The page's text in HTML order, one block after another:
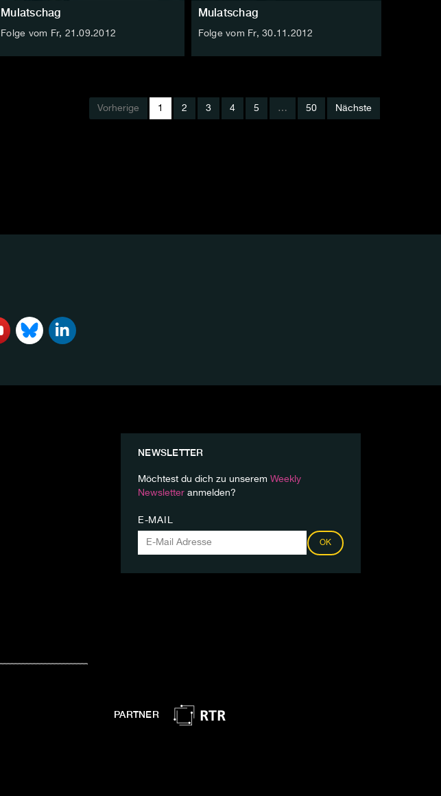
Mulatschag
Folge vom Fr, 21.09.2012
Mulatschag
Folge vom Fr, 30.11.2012
Vorherige 1 2 3 4 5 … 50 Nächste
NEWSLETTER
Möchtest du dich zu unserem Weekly
Newsletter anmelden?
E-MAIL
OK
PARTNER